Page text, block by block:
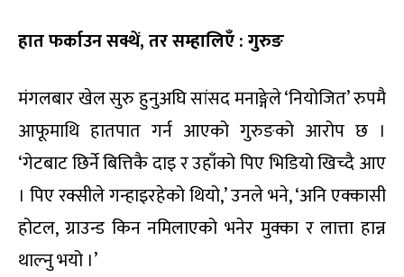
हात फर्काउन सक्थें, तर सम्हालिएँ : गुरुङ
मंगलबार खेल सुरु हुनुअघि सांसद मनाङ्गेले ‘नियोजित’ रुपमै
आफूमाथि हातपात गर्न आएको गुरुङको आरोप छ ।
‘गेटबाट छिर्ने बित्तिकै दाइ र उहाँको पिए भिडियो खिच्दै आए
। पिए रक्सीले गन्हाइरहेको थियो,’ उनले भने, ‘अनि एक्कासी
होटल, ग्राउन्ड किन नमिलाएको भनेर मुक्का र लात्ता हान्न
थाल्नु भयो ।’